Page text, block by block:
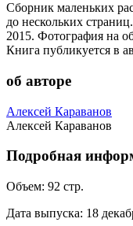
Сборник маленьких
до нескольких
2015. Фотография на
Книга публикуется в
об авторе
Алексей Караванов
Алексей Караванов
Подробная
Объем: 92 стр.
Дата выпуска: 18